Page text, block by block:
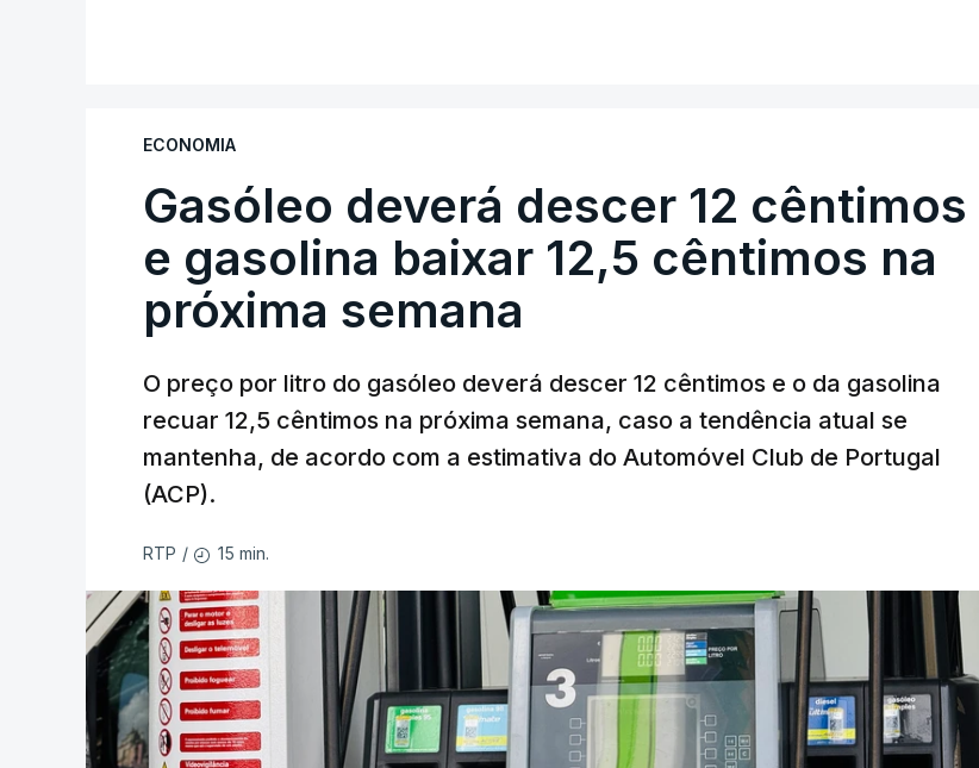
ECONOMIA
Gasóleo deverá descer 12 cêntimos
e gasolina baixar 12,5 cêntimos na
próxima semana
O preço por litro do gasóleo deverá descer 12 cêntimos e o da gasolina
recuar 12,5 cêntimos na próxima semana, caso a tendência atual se
mantenha, de acordo com a estimativa do Automóvel Club de Portugal
(ACP).
RTP / 15 min.